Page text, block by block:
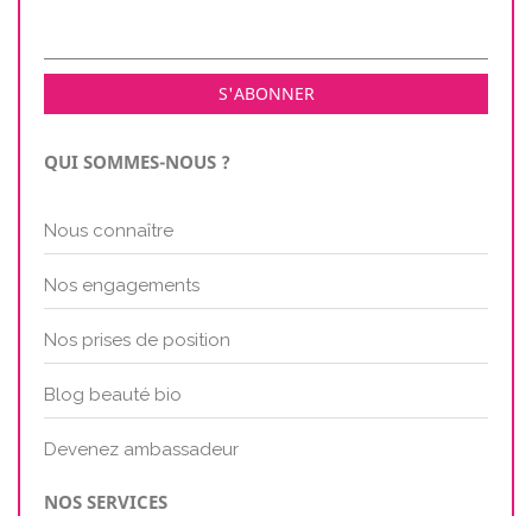
QUI SOMMES-NOUS ?
Nous connaître
Nos engagements
Nos prises de position
Blog beauté bio
Devenez ambassadeur
NOS SERVICES